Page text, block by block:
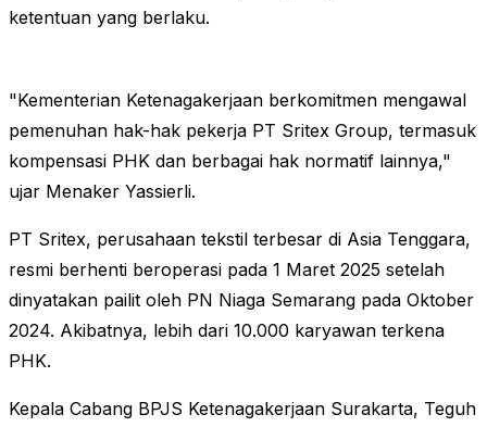
ketentuan yang berlaku.
"Kementerian Ketenagakerjaan berkomitmen mengawal
pemenuhan hak-hak pekerja PT Sritex Group, termasuk
kompensasi PHK dan berbagai hak normatif lainnya,"
ujar Menaker Yassierli.
PT Sritex, perusahaan tekstil terbesar di Asia Tenggara,
resmi berhenti beroperasi pada 1 Maret 2025 setelah
dinyatakan pailit oleh PN Niaga Semarang pada Oktober
2024. Akibatnya, lebih dari 10.000 karyawan terkena
PHK.
Kepala Cabang BPJS Ketenagakerjaan Surakarta, Teguh